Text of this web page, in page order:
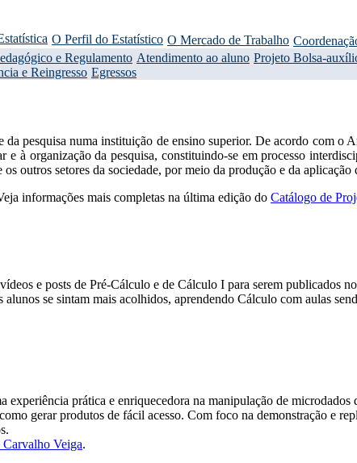
O Perfil do Estatístico O Mercado de Trabalho
e Regulamento Atendimento ao aluno Projeto Bolsa-
e Reingresso Egressos
pesquisa numa instituição de ensino superior. De acordo com o
à organização da pesquisa, constituindo-se em processo
outros setores da sociedade, por meio da produção e da
informações mais completas na última edição do Catálogo de
e posts de Pré-Cálculo e de Cálculo I para serem publicados
se sintam mais acolhidos, aprendendo Cálculo com aulas
prática e enriquecedora na manipulação de
gerar produtos de fácil acesso. Com foco na demonstração e
Veiga.